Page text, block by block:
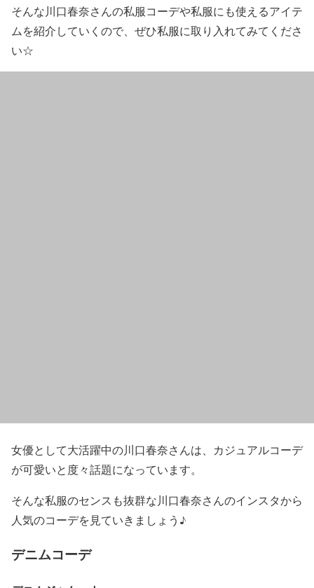
そんな川口春奈さんの私服コーデや私服にも使えるアイテ
ムを紹介していくので、ぜひ私服に取り入れてみてくださ
い☆
女優として大活躍中の川口春奈さんは、カジュアルコーデ
が可愛いと度々話題になっています。
そんな私服のセンスも抜群な川口春奈さんのインスタから
人気のコーデを見ていきましょう♪
デニムコーデ